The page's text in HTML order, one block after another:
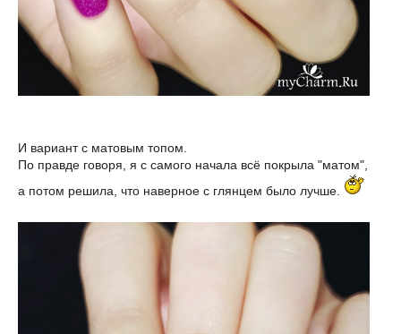
И вариант с матовым топом.
По правде говоря, я с самого начала всё покрыла "матом",
а потом решила, что наверное с глянцем было лучше.